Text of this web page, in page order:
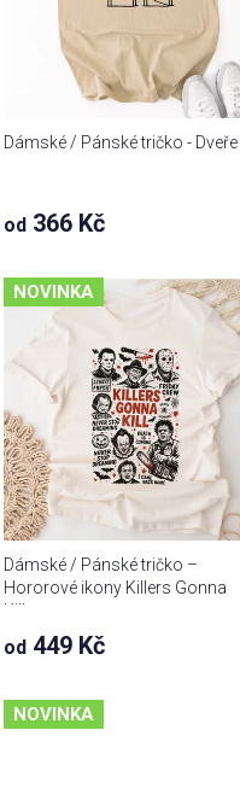
Dámské / Pánské tričko - Dveře
od 366 Kč
NOVINKA
Dámské / Pánské tričko –
Hororové ikony Killers Gonna
Kill
od 449 Kč
NOVINKA